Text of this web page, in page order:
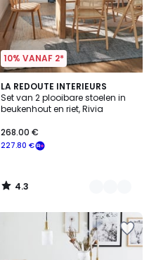
10% VANAF 2*
LA REDOUTE INTERIEURS
Set van 2 plooibare stoelen in
beukenhout en riet, Rivia
227.80 €
268.00 €
4.3
/ 5
2
Kleuren
4.3
/